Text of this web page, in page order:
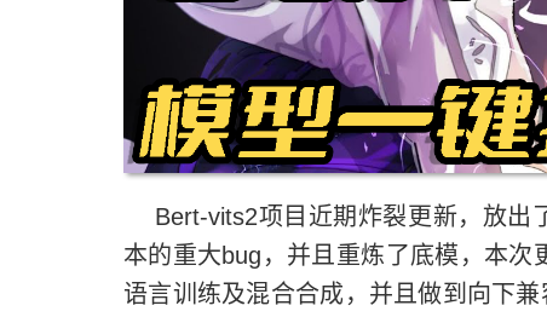
Bert-vits2项目近期炸裂更新，放出
本的重大bug，并且重炼了底模，本
语言训练及混合合成，并且做到向下